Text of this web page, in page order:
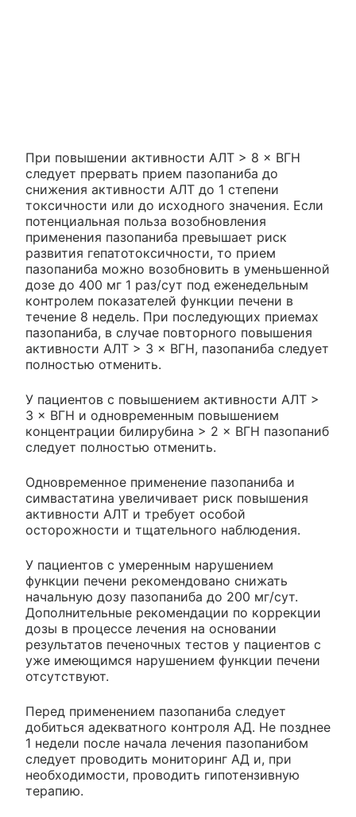
При повышении активности АЛТ > 8 × ВГН
следует прервать прием пазопаниба до
снижения активности АЛТ до 1 степени
токсичности или до исходного значения. Если
потенциальная польза возобновления
применения пазопаниба превышает риск
развития гепатотоксичности, то прием
пазопаниба можно возобновить в уменьшенной
дозе до 400 мг 1 раз/сут под еженедельным
контролем показателей функции печени в
течение 8 недель. При последующих приемах
пазопаниба, в случае повторного повышения
активности АЛТ > 3 × ВГН, пазопаниба следует
полностью отменить.
У пациентов с повышением активности АЛТ >
3 × ВГН и одновременным повышением
концентрации билирубина > 2 × ВГН пазопаниб
следует полностью отменить.
Одновременное применение пазопаниба и
симвастатина увеличивает риск повышения
активности АЛТ и требует особой
осторожности и тщательного наблюдения.
У пациентов с умеренным нарушением
функции печени рекомендовано снижать
начальную дозу пазопаниба до 200 мг/сут.
Дополнительные рекомендации по коррекции
дозы в процессе лечения на основании
результатов печеночных тестов у пациентов с
уже имеющимся нарушением функции печени
отсутствуют.
Перед применением пазопаниба следует
добиться адекватного контроля АД. Не позднее
1 недели после начала лечения пазопанибом
следует проводить мониторинг АД и, при
необходимости, проводить гипотензивную
терапию.